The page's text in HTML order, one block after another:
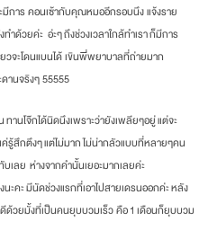
การ คอนเซ้ากับคุณหมออีกรอบนึง แจ้งราย
ด้วยค่ะ อ่ะๆ ถึงช่วงเวลาใกล้ทำเรา ก็มีการ
ยวจะโดนแบนได้ เขินพี่พยาบาลที่ถ่ายมาก
านจริงๆ 55555
โจ๊กได้นิดนึงเพราะว่ายังเพลียๆอยู่ แต่จะ
รู้สึกตึงๆ แต่ไม่มาก ไม่น่ากลัวแบบที่หลายๆคน
เลย ห่างจากคำนั้นเยอะมากเลยค่ะ
คะ มีนัดช่วงแรกที่เอาไปสายเดรนออกค่ะ หลัง
ด้วยมั้งที่เป็นคนยุบบวมเร็ว คือ 1 เดือนก็ยุบบวม